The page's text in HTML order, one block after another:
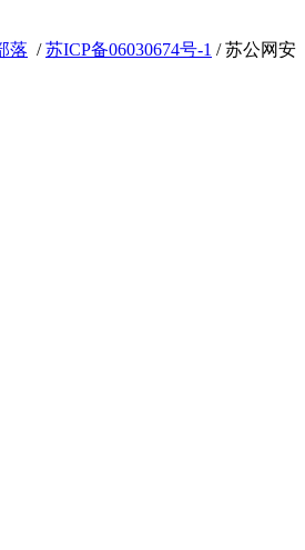
落 /苏ICP备06030674号-1 / 苏公网安